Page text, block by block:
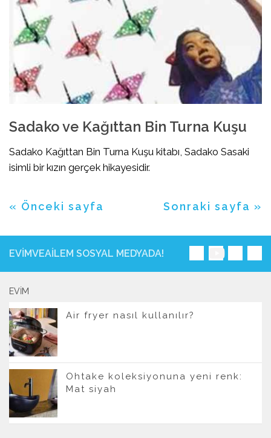
Sadako ve Kağıttan Bin Turna Kuşu
Sadako Kağıttan Bin Turna Kuşu kitabı, Sadako Sasaki
isimli bir kızın gerçek hikayesidir.
« Önceki sayfa Sonraki sayfa »
EVIMVEAILEM SOSYAL MEDYADA!
EVIM
Air fryer nasıl kullanılır?
Ohtake koleksiyonuna yeni renk:
Mat siyah